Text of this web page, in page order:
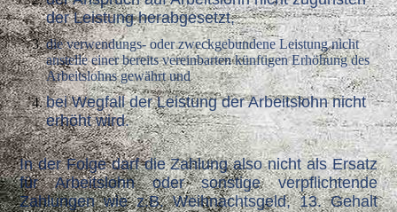
der Leistung herabgesetzt,
die verwendungs- oder zweckgebundene Leistung nicht
anstelle einer bereits vereinbarten künftigen Erhöhung des
Arbeitslohns gewährt und
beiWegfall der Leistung der Arbeitslohn nicht
erhöht wird.
In der Folge darf die Zahlung also nicht als Ersatz
für Arbeitslohn oder sonstige verpflichtende
Zahlungen wie z.B. Weihnachtsgeld, 13. Gehalt